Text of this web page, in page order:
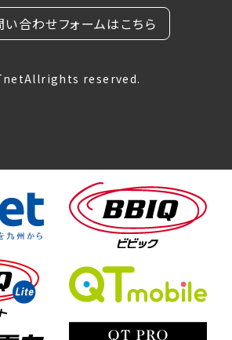
い合わせフォームはこちら
reserved.